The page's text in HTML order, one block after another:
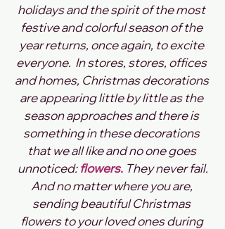
holidays and the spirit of the most
festive and colorful season of the
year returns, once again, to excite
everyone.  In stores, stores, offices
and homes, Christmas decorations
are appearing little by little as the
season approaches and there is
something in these decorations
that we all like and no one goes
unnoticed: flowers. They never fail.
And no matter where you are,
sending beautiful Christmas
flowers to your loved ones during